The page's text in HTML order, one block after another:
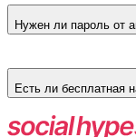
участников с
Нужен ли пароль от
бота. Доступ к
Есть ли бесплатная
Бесплатного тарифа